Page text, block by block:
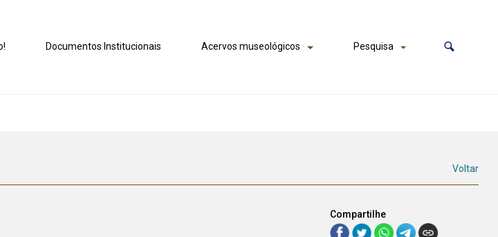
Documentos Institucionais Acervos museológicos Pesquisa
Voltar
Compartilhe